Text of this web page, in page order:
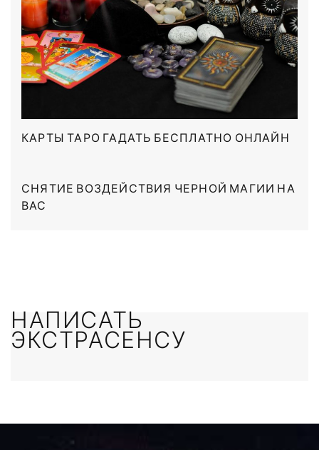
КАРТЫ ТАРО ГАДАТЬ БЕСПЛАТНО ОНЛАЙН
СНЯТИЕ ВОЗДЕЙСТВИЯ ЧЕРНОЙ МАГИИ НА
ВАС
НАПИСАТЬ
ЭКСТРАСЕНСУ